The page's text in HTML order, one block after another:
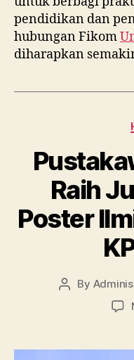
pendidikan dan
hubungan Fikom
diharapkan
Raih
Poster
Post
By